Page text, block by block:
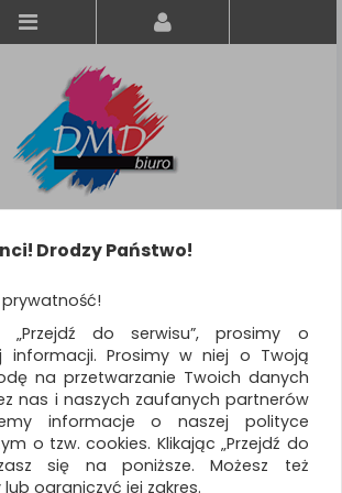
Więcej
Drodzy Państwo!
„Przejdź do serwisu”, prosimy o
informacji. Prosimy w niej o Twoją
na przetwarzanie Twoich danych
nas i naszych zaufanych partnerów
informacje o naszej polityce
o tzw. cookies. Klikając „Przejdź do
się na poniższe. Możesz też
ograniczyć jej zakres.